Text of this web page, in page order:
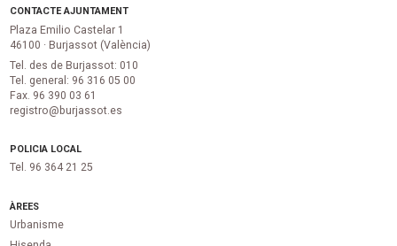
CONTACTE AJUNTAMENT
Plaza Emilio Castelar 1
46100 · Burjassot (València)
Tel. des de Burjassot: 010
Tel. general: 96 316 05 00
Fax. 96 390 03 61
registro@burjassot.es
POLICIA LOCAL
Tel. 96 364 21 25
ÀREES
Urbanisme